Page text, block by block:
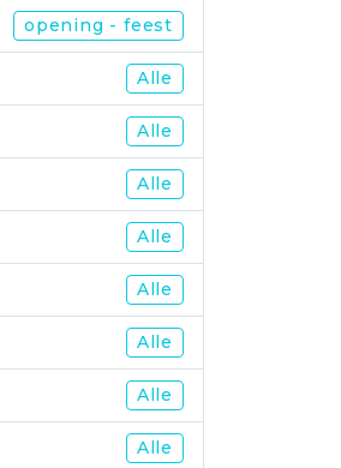
opening - feest
Alle
Alle
Alle
Alle
Alle
Alle
Alle
Alle